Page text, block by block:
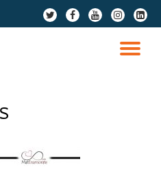
fa-
twitter
fa-
facebook
fa-
youtube
fa-
instagram
fa-